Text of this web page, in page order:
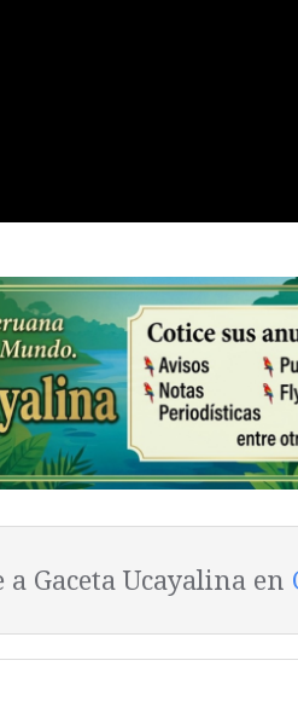
a Gaceta Ucayalina en